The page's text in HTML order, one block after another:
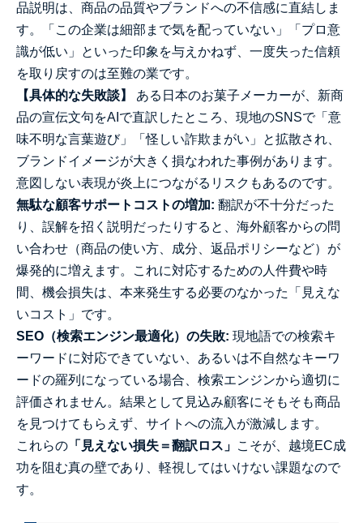
品説明は、商品の品質やブランドへの不信感に直結しま
す。「この企業は細部まで気を配っていない」「プロ意
識が低い」といった印象を与えかねず、一度失った信頼
を取り戻すのは至難の業です。
【具体的な失敗談】
ある日本のお菓子メーカーが、新商
品の宣伝文句をAIで直訳したところ、現地のSNSで「意
味不明な言葉遊び」「怪しい詐欺まがい」と拡散され、
ブランドイメージが大きく損なわれた事例があります。
意図しない表現が炎上につながるリスクもあるのです。
無駄な顧客サポートコストの増加: 翻訳が不十分だった
り、誤解を招く説明だったりすると、海外顧客からの問
い合わせ（商品の使い方、成分、返品ポリシーなど）が
爆発的に増えます。これに対応するための人件費や時
間、機会損失は、本来発生する必要のなかった「見えな
いコスト」です。
SEO（検索エンジン最適化）の失敗: 現地語での検索キ
ーワードに対応できていない、あるいは不自然なキーワ
ードの羅列になっている場合、検索エンジンから適切に
評価されません。結果として見込み顧客にそもそも商品
を見つけてもらえず、サイトへの流入が激減します。
これらの 「見えない損失＝翻訳ロス」 こそが、越境EC成
功を阻む真の壁であり、軽視してはいけない課題なので
す。